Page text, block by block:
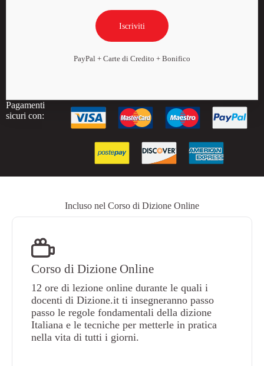
Iscriviti
PayPal + Carte di Credito + Bonifico
Pagamenti
sicuri con:
Incluso nel Corso di Dizione Online
Corso di Dizione Online
12 ore di lezione online durante le quali i
docenti di Dizione.it ti insegneranno passo
passo le regole fondamentali della dizione
Italiana e le tecniche per metterle in pratica
nella vita di tutti i giorni.